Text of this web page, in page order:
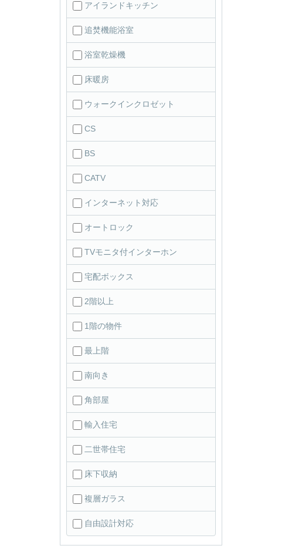
アイランドキッチン
追焚機能浴室
浴室乾燥機
床暖房
ウォークインクロゼット
CS
BS
CATV
インターネット対応
オートロック
TVモニタ付インターホン
宅配ボックス
2階以上
1階の物件
最上階
南向き
角部屋
輸入住宅
二世帯住宅
床下収納
複層ガラス
自由設計対応